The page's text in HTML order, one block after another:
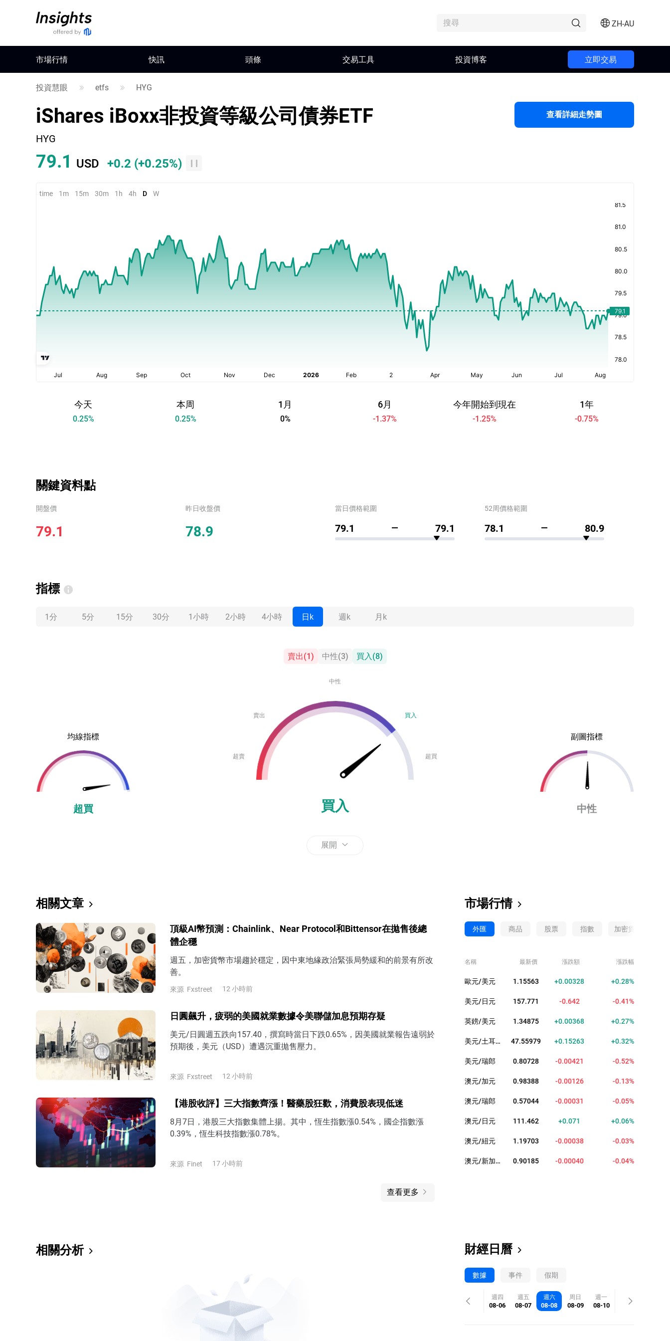
ZH-AU
市場行情 快訊 頭條 交易工具 投資博客 立即交易
投資慧眼 etfs HYG
iShares iBoxx非投資等級公司債券ETF 查看詳細走勢圖
HYG
79.1 USD +0.2 (+0.25%)
time 1m 15m 30m 1h 4h D W
今天
0.25%
本周
0.25%
1月
0%
6月
-1.37%
今年開始到現在
-1.25%
1年
-0.75%
關鍵資料點
開盤價 昨日收盤價 當日價格範圍 52周價格範圍
79.1 78.9 79.1 79.1 78.1 80.9
指標
1分 5分 15分 30分 1小時 2小時 4小時 日k 週k 月k
賣出(1) 中性(3) 買入(8)
均線指標
超買
中性
賣出 買入
超賣 超買
買入
副圖指標
中性
展開
相關文章
頂級AI幣預測：Chainlink、Near Protocol和Bittensor在拋售後總
體企穩
週五，加密貨幣市場趨於穩定，因中東地緣政治緊張局勢緩和的前景有所改
善。
來源 Fxstreet 12 小時前
日圓飆升，疲弱的美國就業數據令美聯儲加息預期存疑
美元/日圓週五跌向157.40，撰寫時當日下跌0.65%，因美國就業報告遠弱於
預期後，美元（USD）遭遇沉重拋售壓力。
來源 Fxstreet 12 小時前
【港股收評】三大指數齊漲！醫藥股狂歡，消費股表現低迷
8月7日，港股三大指數集體上揚。其中，恆生指數漲0.54%，國企指數漲
0.39%，恆生科技指數漲0.78%。
來源 Finet 17 小時前
查看更多
市場行情
外匯 商品 股票 指數 加密貨幣
名稱 最新價 漲跌額 漲跌幅
歐元/美元 1.15563 +0.00328 +0.28%
美元/日元 157.771 -0.642 -0.41%
英鎊/美元 1.34875 +0.00368 +0.27%
美元/土耳其裡拉 47.55979 +0.15263 +0.32%
美元/瑞郎 0.80728 -0.00421 -0.52%
澳元/加元 0.98388 -0.00126 -0.13%
澳元/瑞郎 0.57044 -0.00031 -0.05%
澳元/日元 111.462 +0.071 +0.06%
澳元/紐元 1.19703 -0.00038 -0.03%
澳元/新加坡元 0.90185 -0.00040 -0.04%
相關分析 財經日曆
數據 事件 假期
週四
08-06
週五
08-07
週六
08-08
周日
08-09
週一
08-10